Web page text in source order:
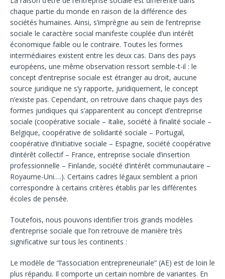
chaque partie du monde en raison de la différence des
sociétés humaines. Ainsi, s’imprègne au sein de l’entreprise
sociale le caractère social manifeste couplée d’un intérêt
économique faible ou le contraire. Toutes les formes
intermédiaires existent entre les deux cas. Dans des pays
européens, une même observation ressort semble-t-il : le
concept d’entreprise sociale est étranger au droit, aucune
source juridique ne s’y rapporte, juridiquement, le concept
n’existe pas. Cependant, on retrouve dans chaque pays des
formes juridiques qui s’apparentent au concept d’entreprise
sociale (coopérative sociale – Italie, société à finalité sociale –
Belgique, coopérative de solidarité sociale – Portugal,
coopérative d’initiative sociale – Espagne, société coopérative
d’intérêt collectif – France, entreprise sociale d’insertion
professionnelle – Finlande, société d’intérêt communautaire –
Royaume-Uni….). Certains cadres légaux semblent a priori
correspondre à certains critères établis par les différentes
écoles de pensée.
Toutefois, nous pouvons identifier trois grands modèles
d’entreprise sociale que l’on retrouve de manière très
significative sur tous les continents :
Le modèle de “l’association entrepreneuriale” (AE) est de loin le
plus répandu. Il comporte un certain nombre de variantes. En